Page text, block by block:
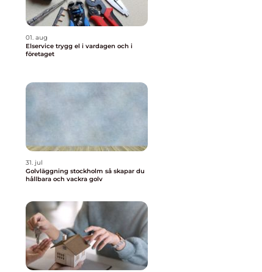
01. aug
Elservice trygg el i vardagen och i
företaget
31. jul
Golvläggning stockholm så skapar du
hållbara och vackra golv